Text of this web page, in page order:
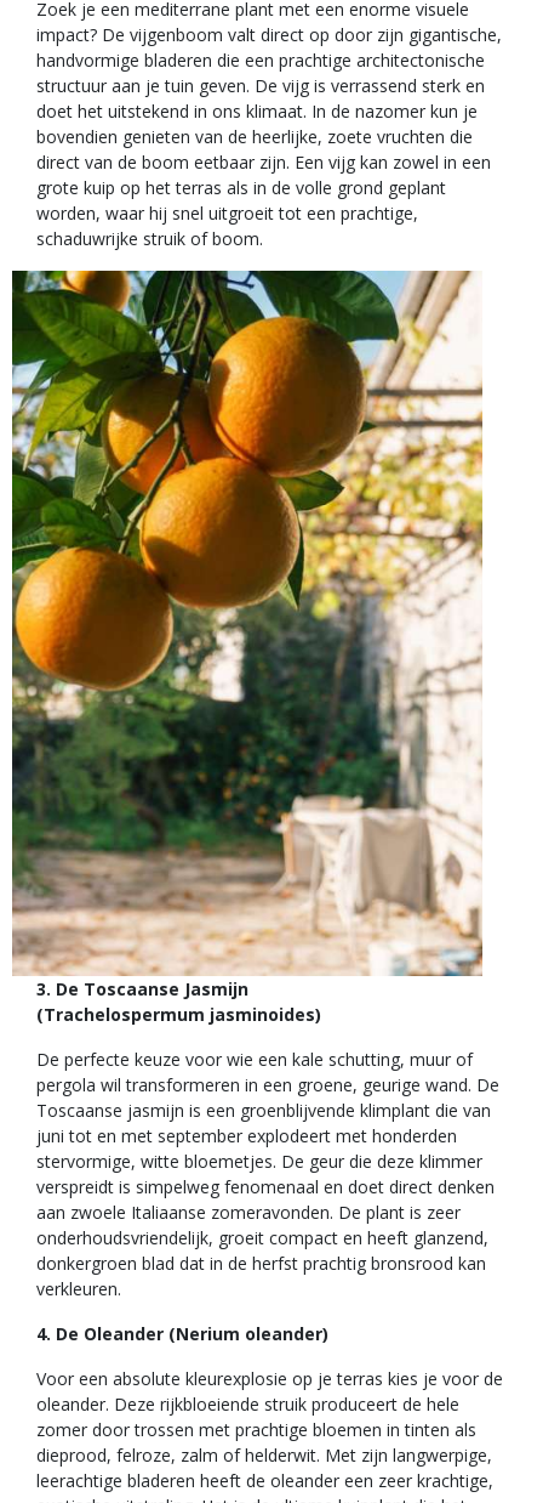
Zoek je een mediterrane plant met een enorme visuele
impact? De vijgenboom valt direct op door zijn gigantische,
handvormige bladeren die een prachtige architectonische
structuur aan je tuin geven. De vijg is verrassend sterk en
doet het uitstekend in ons klimaat. In de nazomer kun je
bovendien genieten van de heerlijke, zoete vruchten die
direct van de boom eetbaar zijn. Een vijg kan zowel in een
grote kuip op het terras als in de volle grond geplant
worden, waar hij snel uitgroeit tot een prachtige,
schaduwrijke struik of boom.
3. De Toscaanse Jasmijn
(Trachelospermum jasminoides)
De perfecte keuze voor wie een kale schutting, muur of
pergola wil transformeren in een groene, geurige wand. De
Toscaanse jasmijn is een groenblijvende klimplant die van
juni tot en met september explodeert met honderden
stervormige, witte bloemetjes. De geur die deze klimmer
verspreidt is simpelweg fenomenaal en doet direct denken
aan zwoele Italiaanse zomeravonden. De plant is zeer
onderhoudsvriendelijk, groeit compact en heeft glanzend,
donkergroen blad dat in de herfst prachtig bronsrood kan
verkleuren.
4. De Oleander (Nerium oleander)
Voor een absolute kleurexplosie op je terras kies je voor de
oleander. Deze rijkbloeiende struik produceert de hele
zomer door trossen met prachtige bloemen in tinten als
dieprood, felroze, zalm of helderwit. Met zijn langwerpige,
leerachtige bladeren heeft de oleander een zeer krachtige,